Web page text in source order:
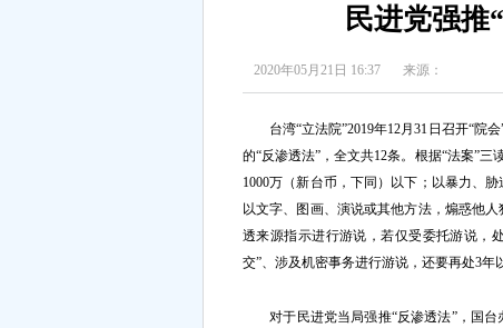
民进党强推
2020年05月21日 16:37 来源：
台湾“立法院”2019年12月31日召开“院会
的“反渗透法”，全文共12条。根据“法案”
1000万（新台币，下同）以下；以暴力、
以文字、图画、演说或其他方法，煽惑他
透来源指示进行游说，若仅受委托游说，
交”、涉及机密事务进行游说，还要再处3年
对于民进党当局强推“反渗透法”，国台